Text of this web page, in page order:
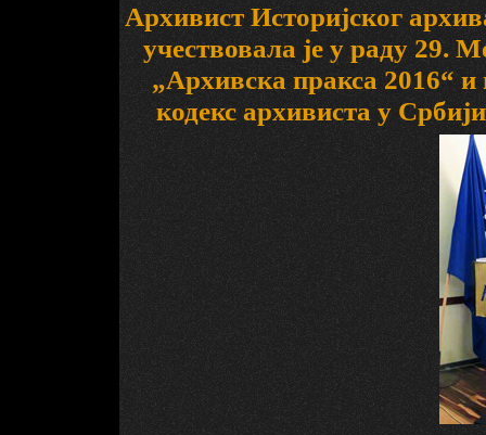
Архивист Историјског
учествовала је у раду 29.
„Архивска пракса 2016“
кодекс архивиста у